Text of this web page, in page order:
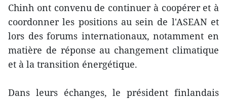
Chinh ont convenu de continuer à coopérer et à
coordonner les positions au sein de l'ASEAN et
lors des forums internationaux, notamment en
matière de réponse au changement climatique
et à la transition énergétique.
Dans leurs échanges, le président finlandais